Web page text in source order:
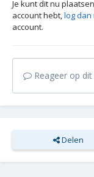
Je kunt dit nu
account hebt,log dan
account.
Reageer op
Delen